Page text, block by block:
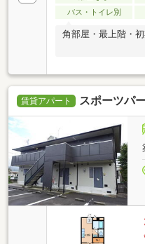
バス・トイレ別
角部屋・最上階・
賃貸アパート スポーツパ